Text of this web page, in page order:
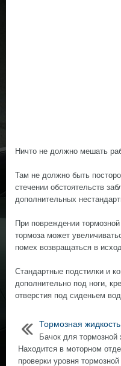
Ничто не должно мешать
Там не должно быть
стечении обстоятельств
дополнительных
При повреждении
тормоза может
помех возвращаться в
Стандартные подстилки и
дополнительно под ноги,
отверстия под сиденьем
Тормозная жидкость
Бачок для тормозной
Находится в моторном
проверки уровня